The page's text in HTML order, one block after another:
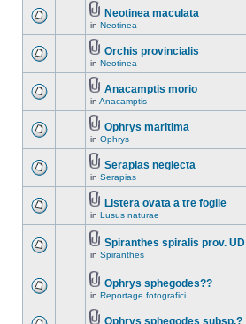
Neotinea maculata
in Neotinea
Orchis provincialis
in Neotinea
Anacamptis morio
in Anacamptis
Ophrys maritima
in Ophrys
Serapias neglecta
in Serapias
Listera ovata a tre foglie
in Lusus naturae
Spiranthes spiralis prov. UD
in Spiranthes
Ophrys sphegodes??
in Reportage fotografici
Ophrys sphegodes subsp.?